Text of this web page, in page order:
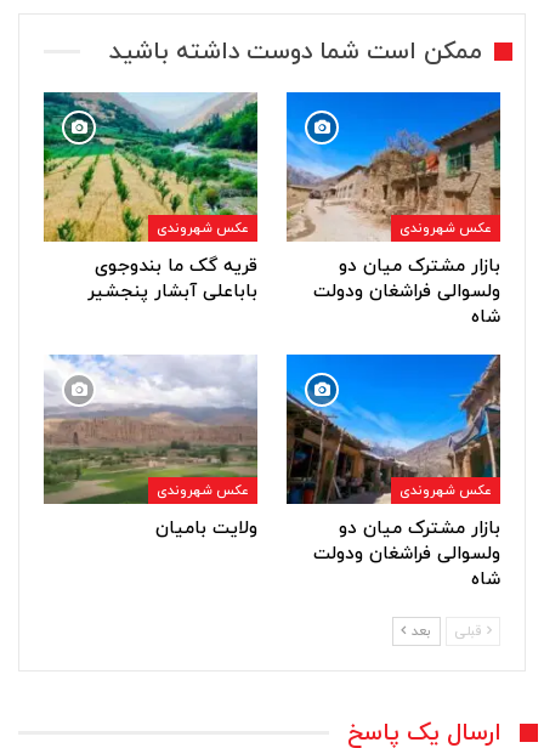
ممکن است شما دوست داشته باشید
عکس شهروندی
بازار مشترک میان دو
ولسوالی فراشغان ودولت
شاه
عکس شهروندی
قریه گک ما بندوجوی
باباعلی آبشار پنجشیر
عکس شهروندی
بازار مشترک میان دو
ولسوالی فراشغان ودولت
شاه
عکس شهروندی
ولایت بامیان
قبلی بعد
ارسال یک پاسخ